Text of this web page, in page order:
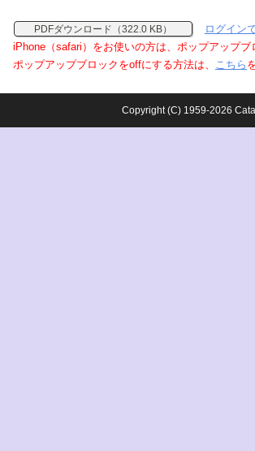
PDFダウンロード（322.0 KB）
ログイン
iPhone（safari）をお使いの方は、ポップアップ
ポップアップブロックをoffにする方法は、 こちら
Copyright (C) 1959-2026